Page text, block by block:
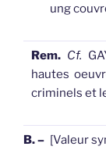
ung
Rem. Cf.
hautes
criminels et
B. – [Valeur